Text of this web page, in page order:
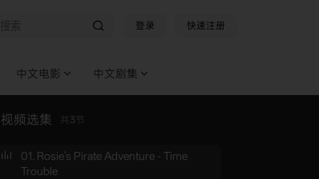
登录 快速注册
中文电影 中文剧集
视频选集 共 3 节
01. Rosie's Pirate Adventure - Time
Trouble